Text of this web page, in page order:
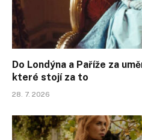
Do Londýna a Paříže za
které stojí za to
28. 7. 2026